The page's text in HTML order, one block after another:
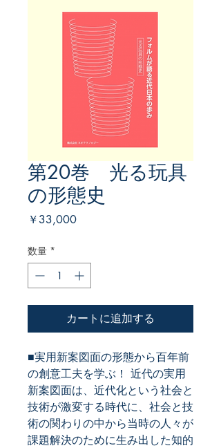
第20巻 光る玩具
の形態史
￥33,000価
数量 *
カートに追加する
■実用新案図面の形態から百年前
の創意工夫を学ぶ！ 近代の実用
新案図面は、近代化という社会と
技術が激変する時代に、社会と技
術の関わりの中から当時の人々が
課題解決のために生み出した知的